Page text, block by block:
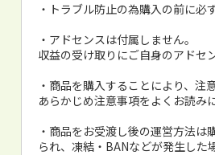
・トラブル防止の為購入の前に
・アドセンスは付属しません。
収益の受け取りにご自身のアドセ
・商品を購入することにより、注
あらかじめ注意事項をよくお読み
・商品をお受渡し後の運営方法
られ、凍結・BANなどが発生し